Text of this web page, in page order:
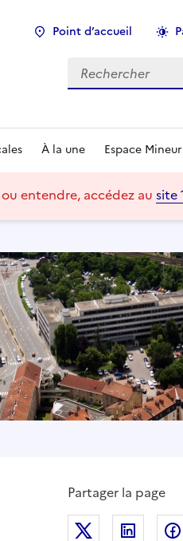
Point d’accueil
Rechercher
À la une Espace
entendre, accédez au site
Partager la page
Partager sur